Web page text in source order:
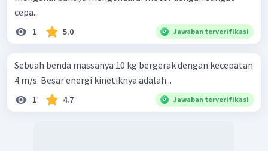
cepa...
1 5.0 Jawaban terverifikasi
Sebuah benda massanya 10 kg bergerak dengan kecepatan
4 m/s. Besar energi kinetiknya adalah...
1 4.7 Jawaban terverifikasi